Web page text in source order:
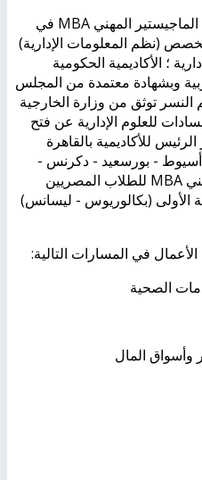
المهنيMBA في
(نظم المعلومات الإدارية)
؛ الأكاديمية الحكومية
وبشهادة معتمدة من المجلس
توثق من وزارة الخارجية
للعلوم الإدارية عن فتح
للأكاديمية بالقاهرة
- أسيوط - بورسعيد - دكرنس -
MBA للطلاب المصريين
الأولى (بكالوريوس - ليسانس)
في المسارات التالية:
الصحية
وأسواق المال